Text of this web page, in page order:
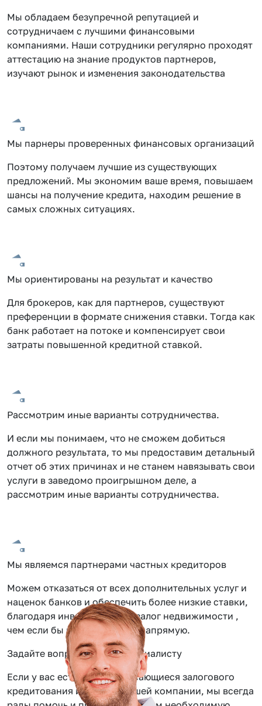
Мы обладаем безупречной репутацией и
сотрудничаем с лучшими финансовыми
компаниями. Наши сотрудники регулярно проходят
аттестацию на знание продуктов партнеров,
изучают рынок и изменения законодательства
Мы парнеры проверенных финансовых организаций
Поэтому получаем лучшие из существующих
предложений. Мы экономим ваше время, повышаем
шансы на получение кредита, находим решение в
самых сложных ситуациях.
Мы ориентированы на результат и качество
Для брокеров, как для партнеров, существуют
преференции в формате снижения ставки. Тогда как
банк работает на потоке и компенсирует свои
затраты повышенной кредитной ставкой.
Рассмотрим иные варианты сотрудничества.
И если мы понимаем, что не сможем добиться
должного результата, то мы предоставим детальный
отчет об этих причинах и не станем навязывать свои
услуги в заведомо проигрышном деле, а
рассмотрим иные варианты сотрудничества.
Мы являемся партнерами частных кредиторов
Можем отказаться от всех дополнительных услуг и
наценок банков и обеспечить более низкие ставки,
благодаря инвестиции под залог недвижимости ,
чем если бы вы обращались напрямую.
Задайте вопрос нашему специалисту
Если у вас есть вопросы касающиеся залогового
кредитования или услуг нашей компании, мы всегда